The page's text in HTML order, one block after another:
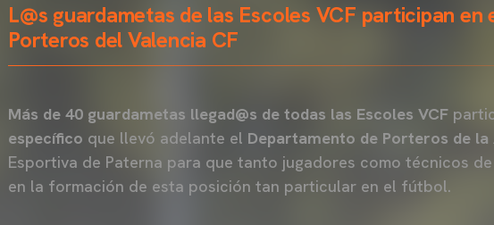
L@s guardametas de las Escoles VCF participan en
Porteros del Valencia CF
Más de 40 guardametas llegad@s de todas las Escoles VCF
específico que llevó adelante el Departamento de Porteros de la
Esportiva de Paterna para que tanto jugadores como técnicos
en la formación de esta posición tan particular en el fútbol.